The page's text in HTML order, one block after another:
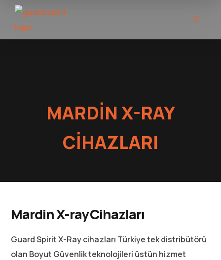
MARDIN X-RAY
CIHAZLARI
Mardin X-ray Cihazları
Guard Spirit X-Ray cihazları Türkiye tek distribütörü
olan Boyut Güvenlik teknolojileri üstün hizmet